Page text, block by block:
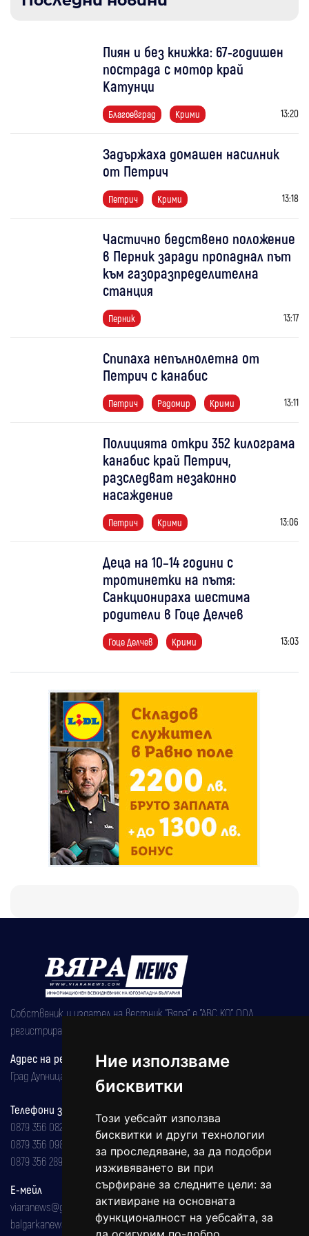
Ние използваме
бисквитки
Този уебсайт използва
бисквитки и други технологии
за проследяване, за да подобри
изживяването ви при
сърфиране за следните цели: за
активиране на основната
функционалност на уебсайта, за
Пиян и без книжка: 67-годишен
пострада с мотор край
Катунци
Благоевград Крими 13:20
Задържаха домашен насилник
от Петрич
Петрич Крими 13:18
Частично бедствено положение
в Перник заради пропаднал път
към газоразпределителна
станция
Перник 13:17
Спипаха непълнолетна от
Петрич с канабис
Петрич Радомир Крими 13:11
Полицията откри 352 килограма
канабис край Петрич,
разследват незаконно
насаждение
Петрич Крими 13:06
Деца на 10–14 години с
тротинетки на пътя:
Санкционираха шестима
родители в Гоце Делчев
Гоце Делчев Крими 13:03
Собственик и издател на вестник "Вяра" е "АВС КО" ООД,
регистрирана на 08.05.2002 година.
Адрес на редакцията
Град Дупница, ул.''Христо Ботев" 43
Телефони за реклама и абонаменти
0879 356 082
0879 356 098
0879 356 289
Е-мейл
viaranews@gmail.com
balgarkanews@gmail.com